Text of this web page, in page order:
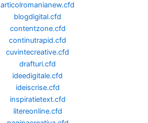
articolromanianew.cfd
blogdigital.cfd
contentzone.cfd
continutrapid.cfd
cuvintecreative.cfd
drafturi.cfd
ideedigitale.cfd
ideiscrise.cfd
inspiratietext.cfd
litereonline.cfd